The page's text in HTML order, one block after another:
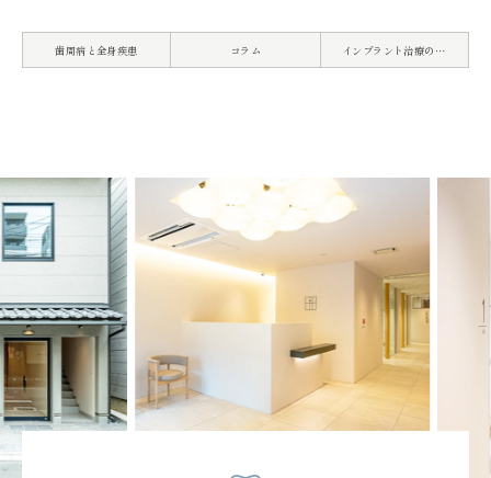
歯周病と全身疾患 コラム インプラント治療の機械を導入しました。